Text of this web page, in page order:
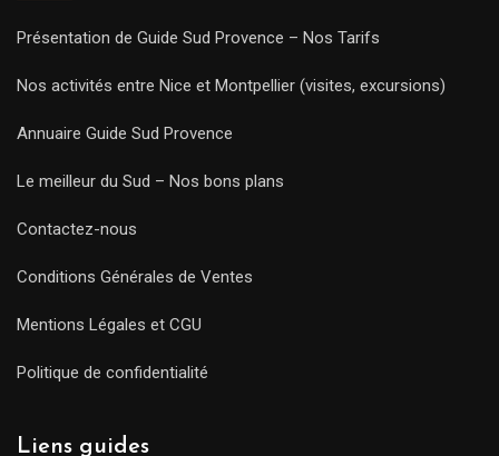
Présentation de Guide Sud Provence – Nos Tarifs
Nos activités entre Nice et Montpellier (visites, excursions)
Annuaire Guide Sud Provence
Le meilleur du Sud – Nos bons plans
Contactez-nous
Conditions Générales de Ventes
Mentions Légales et CGU
Politique de confidentialité
Liens guides